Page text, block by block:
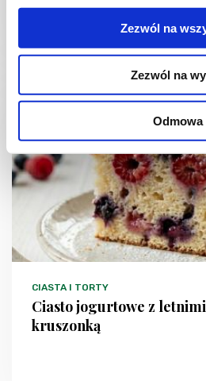
Zezwól na
Zezwól na
Odmowa
4954
CIASTA I TORTY
Ciasto jogurtowe z
kruszonką